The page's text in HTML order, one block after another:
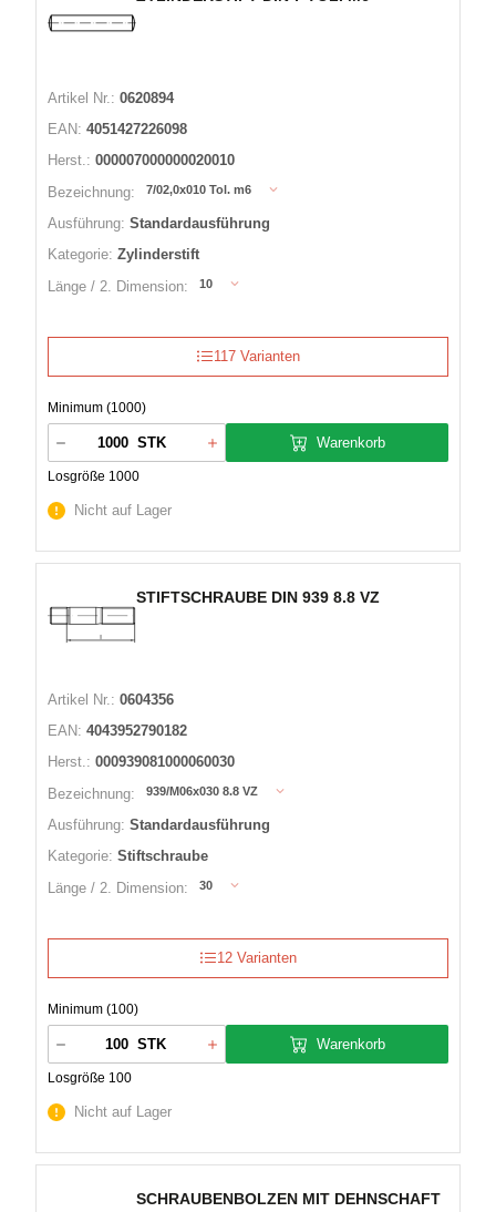
Artikel Nr.: 0620894
EAN: 4051427226098
Herst.: 000007000000020010
Bezeichnung:
7/02,0x010 Tol. m6
Ausführung: Standardausführung
Kategorie: Zylinderstift
Länge / 2. Dimension:
10
117 Varianten
Minimum (1000)
STK
Losgröße 1000
Warenkorb
Nicht auf Lager
STIFTSCHRAUBE DIN 939 8.8 VZ
Artikel Nr.: 0604356
EAN: 4043952790182
Herst.: 000939081000060030
Bezeichnung:
939/M06x030 8.8 VZ
Ausführung: Standardausführung
Kategorie: Stiftschraube
Länge / 2. Dimension:
30
12 Varianten
Minimum (100)
STK
Losgröße 100
Warenkorb
Nicht auf Lager
SCHRAUBENBOLZEN MIT DEHNSCHAFT